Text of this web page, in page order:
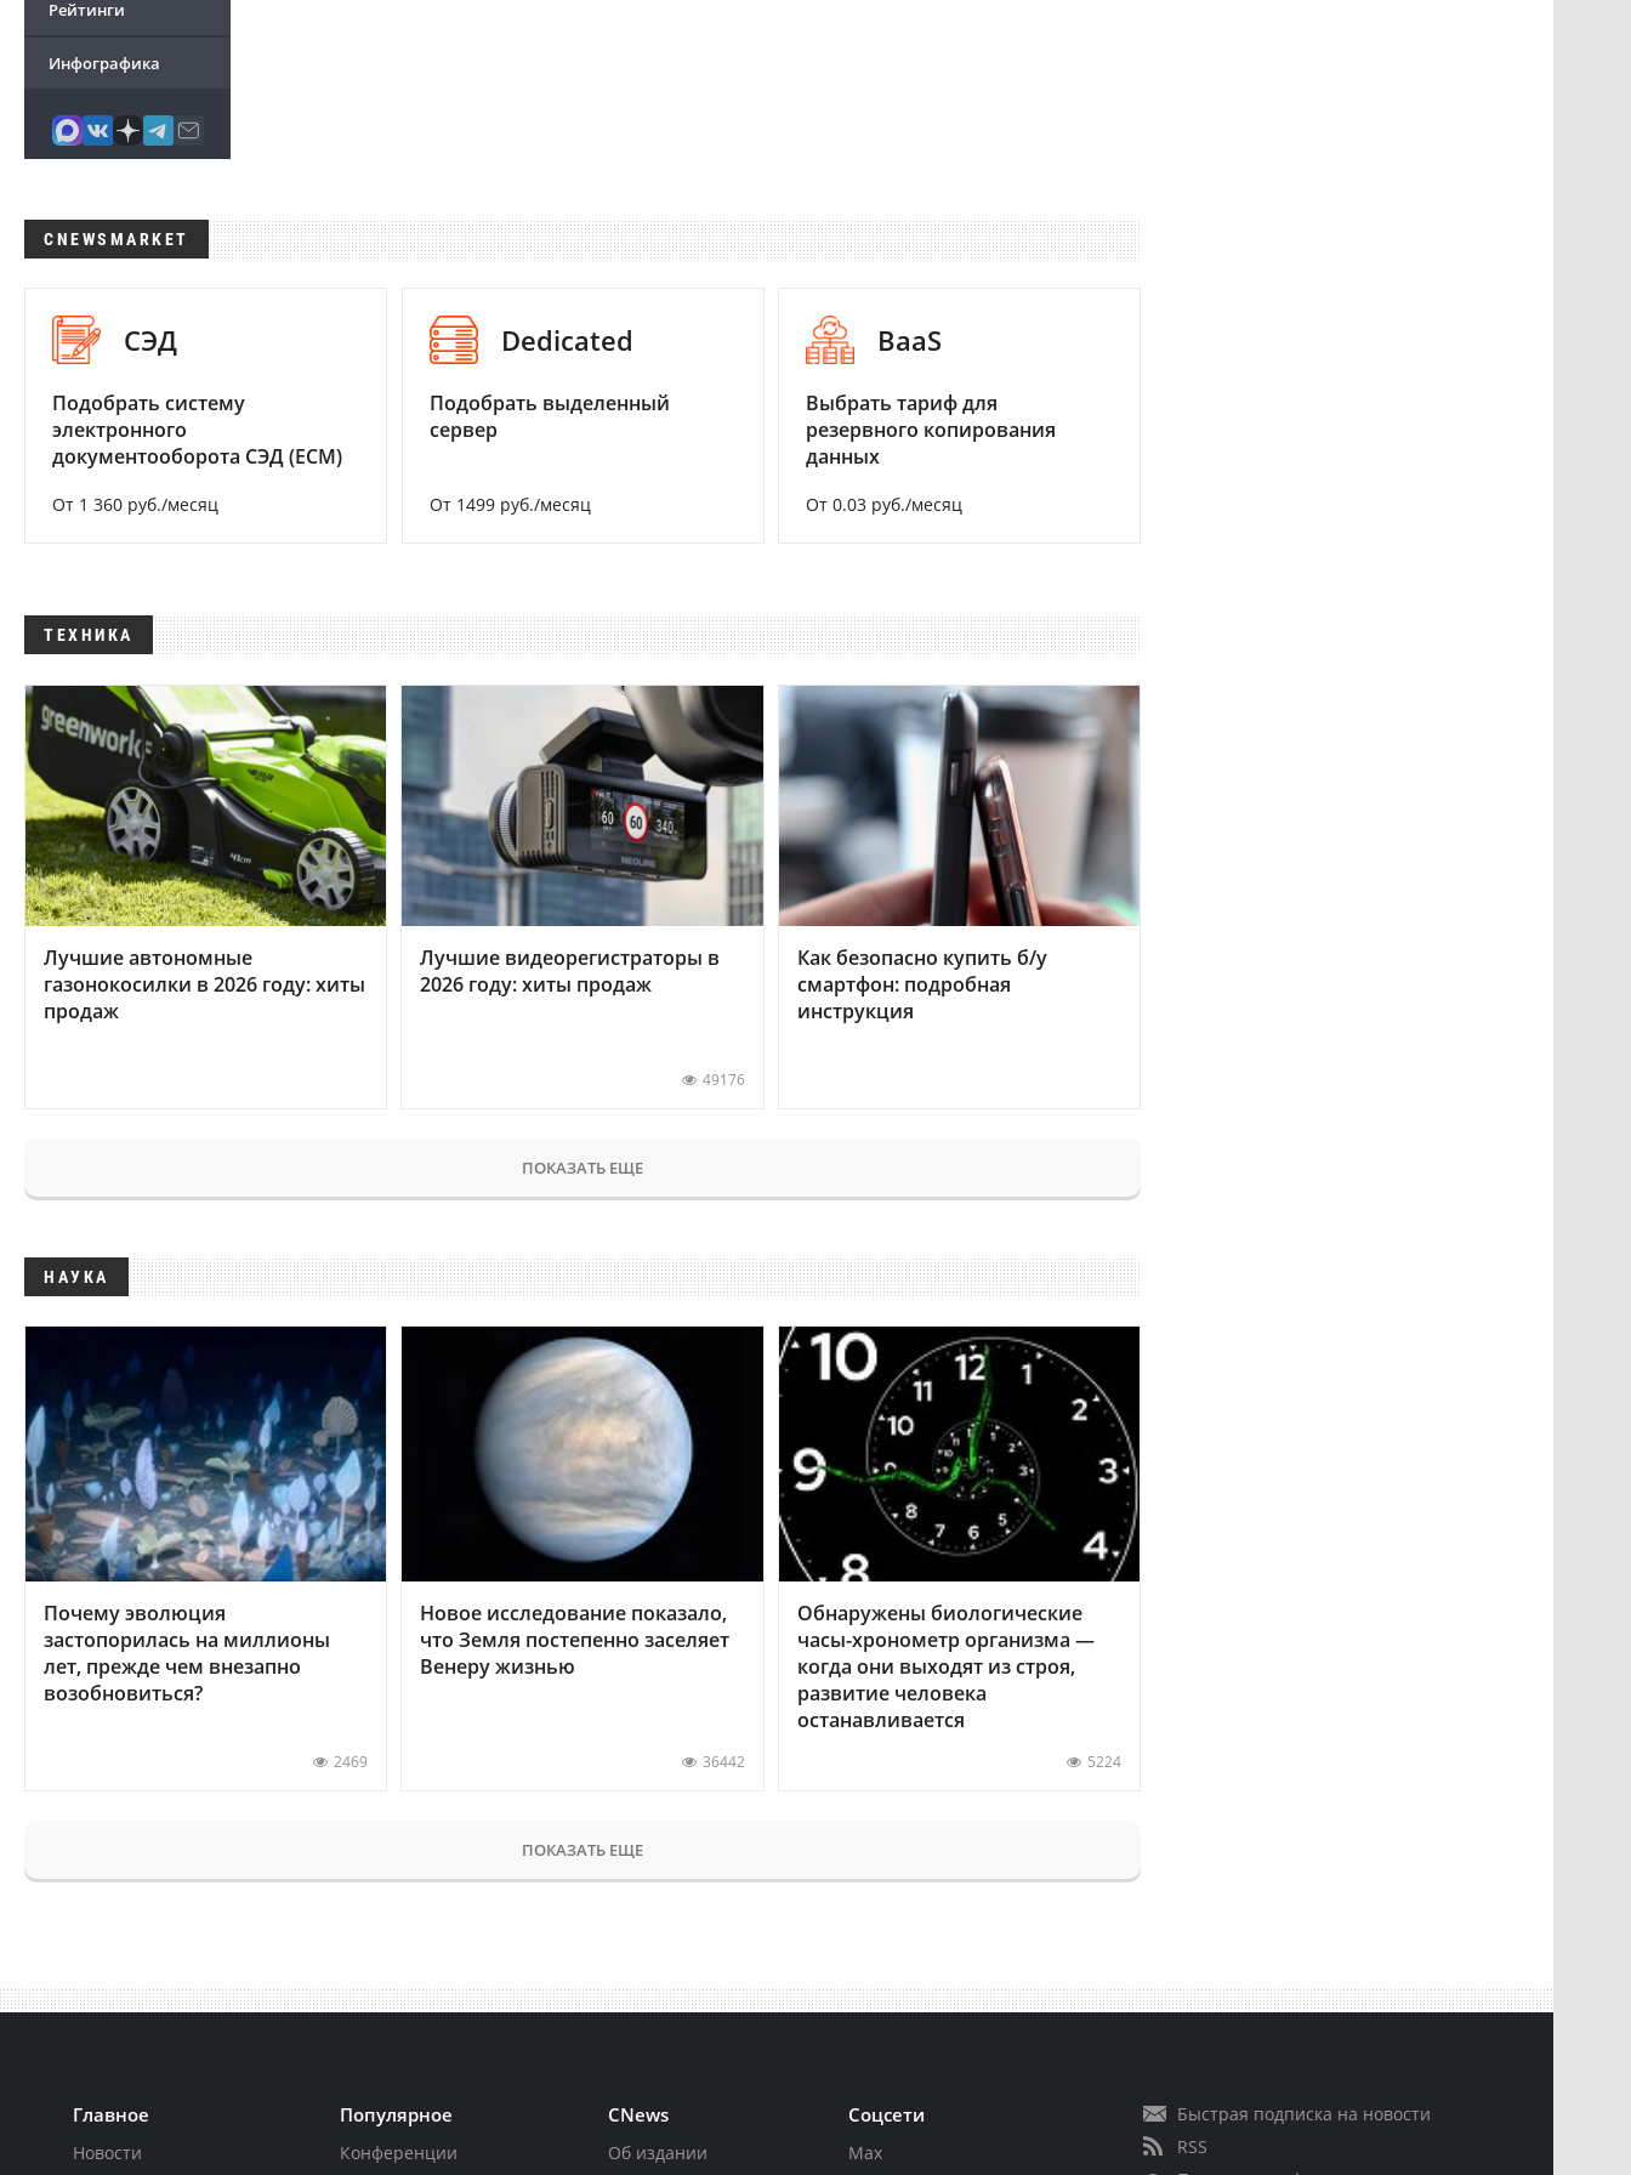
Рейтинги
Инфографика
CNEWSMARKET
СЭД
Подобрать систему
электронного
документооборота СЭД (ECM)
От 1 360 руб./месяц
Dedicated
Подобрать выделенный
сервер
От 1499 руб./месяц
BaaS
Выбрать тариф для
резервного копирования
данных
От 0.03 руб./месяц
ТЕХНИКА
Лучшие автономные
газонокосилки в 2026 году: хиты
продаж
Лучшие видеорегистраторы в
2026 году: хиты продаж
49176
Как безопасно купить б/у
смартфон: подробная
инструкция
ПОКАЗАТЬ ЕЩЕ
НАУКА
Почему эволюция
застопорилась на миллионы
лет, прежде чем внезапно
возобновиться?
2469
Новое исследование показало,
что Земля постепенно заселяет
Венеру жизнью
36442
Обнаружены биологические
часы-хронометр организма —
когда они выходят из строя,
развитие человека
останавливается
5224
ПОКАЗАТЬ ЕЩЕ
Главное
Новости
Популярное
Конференции
CNews
Об издании
Соцсети
Max
Быстрая подписка на новости
RSS